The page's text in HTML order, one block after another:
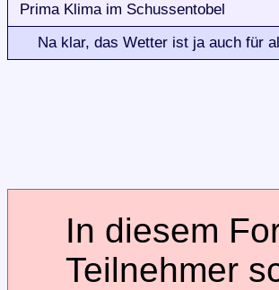
Prima Klima im Schussentobel
Na klar, das Wetter ist ja auch für
In diesem
Teilnehmer